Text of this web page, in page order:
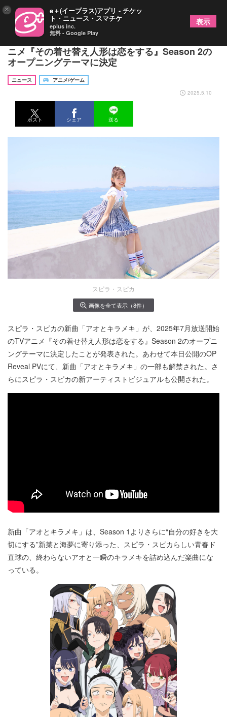
スピラ・スピカの新曲「アオとキラメキ」がTVア
ニメ『その着せ替え人形は恋をする』Season 2の
オープニングテーマに決定
ニュース
アニメ/ゲーム
2025.5.10
ポスト シェア 送る
スピラ・スピカ
画像を全て表示（8件）
スピラ・スピカの新曲「アオとキラメキ」が、2025年7月放送開始
のTVアニメ『その着せ替え人形は恋をする』Season 2のオープニ
ングテーマに決定したことが発表された。あわせて本日公開のOP
Reveal PVにて、新曲「アオとキラメキ」の一部も解禁された。さ
らにスピラ・スピカの新アーティストビジュアルも公開された。
新曲「アオとキラメキ」は、Season 1よりさらに“自分の好きを大
切にする”新菜と海夢に寄り添った、スピラ・スピカらしい青春ド
直球の、終わらないアオと一瞬のキラメキを詰め込んだ楽曲にな
っている。
× e＋(イープラス)アプリ - チケッ
ト・ニュース・スマチケ
eplus inc.
無料 - Google Play
表示